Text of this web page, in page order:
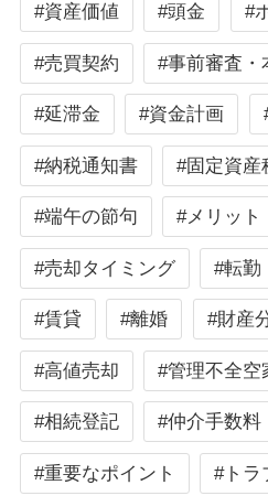
#資産価値 #頭金 #
#売買契約 #事前審査・
#延滞金 #資金計画
#納税通知書 #固定資産
#端午の節句 #メリット
#売却タイミング #転勤
#賃貸 #離婚 #財産
#高値売却 #管理不全空
#相続登記 #仲介手数料
#重要なポイント #トラ